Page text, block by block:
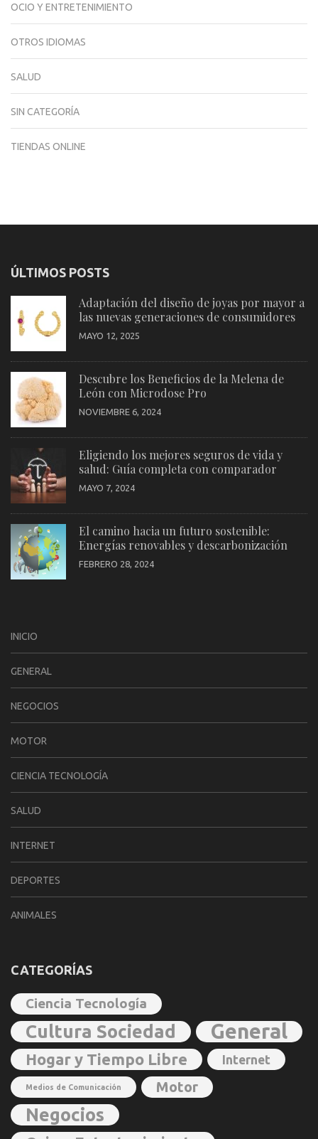
OCIO Y ENTRETENIMIENTO
OTROS IDIOMAS
SALUD
SIN CATEGORÍA
TIENDAS ONLINE
ÚLTIMOS POSTS
Adaptación del diseño de joyas por mayor a
las nuevas generaciones de consumidores
MAYO 12, 2025
Descubre los Beneficios de la Melena de
León con Microdose Pro
NOVIEMBRE 6, 2024
Eligiendo los mejores seguros de vida y
salud: Guía completa con comparador
MAYO 7, 2024
El camino hacia un futuro sostenible:
Energías renovables y descarbonización
FEBRERO 28, 2024
INICIO
GENERAL
NEGOCIOS
MOTOR
CIENCIA TECNOLOGÍA
SALUD
INTERNET
DEPORTES
ANIMALES
CATEGORÍAS
Ciencia Tecnología
Cultura Sociedad General
Hogar y Tiempo Libre Internet
Medios de Comunicación Motor
Negocios